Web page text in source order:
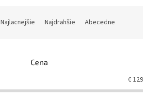
Najlacnejšie Najdrahšie Abecedne
Cena
€129